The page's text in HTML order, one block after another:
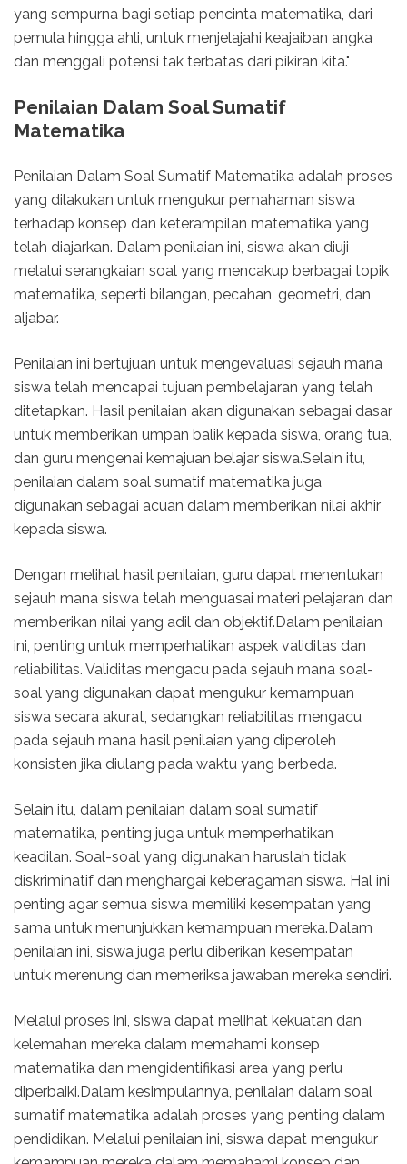
yang sempurna bagi setiap pencinta matematika, dari
pemula hingga ahli, untuk menjelajahi keajaiban angka
dan menggali potensi tak terbatas dari pikiran kita."
Penilaian Dalam Soal Sumatif
Matematika
Penilaian Dalam Soal Sumatif Matematika adalah proses
yang dilakukan untuk mengukur pemahaman siswa
terhadap konsep dan keterampilan matematika yang
telah diajarkan. Dalam penilaian ini, siswa akan diuji
melalui serangkaian soal yang mencakup berbagai topik
matematika, seperti bilangan, pecahan, geometri, dan
aljabar.
Penilaian ini bertujuan untuk mengevaluasi sejauh mana
siswa telah mencapai tujuan pembelajaran yang telah
ditetapkan. Hasil penilaian akan digunakan sebagai dasar
untuk memberikan umpan balik kepada siswa, orang tua,
dan guru mengenai kemajuan belajar siswa.Selain itu,
penilaian dalam soal sumatif matematika juga
digunakan sebagai acuan dalam memberikan nilai akhir
kepada siswa.
Dengan melihat hasil penilaian, guru dapat menentukan
sejauh mana siswa telah menguasai materi pelajaran dan
memberikan nilai yang adil dan objektif.Dalam penilaian
ini, penting untuk memperhatikan aspek validitas dan
reliabilitas. Validitas mengacu pada sejauh mana soal-
soal yang digunakan dapat mengukur kemampuan
siswa secara akurat, sedangkan reliabilitas mengacu
pada sejauh mana hasil penilaian yang diperoleh
konsisten jika diulang pada waktu yang berbeda.
Selain itu, dalam penilaian dalam soal sumatif
matematika, penting juga untuk memperhatikan
keadilan. Soal-soal yang digunakan haruslah tidak
diskriminatif dan menghargai keberagaman siswa. Hal ini
penting agar semua siswa memiliki kesempatan yang
sama untuk menunjukkan kemampuan mereka.Dalam
penilaian ini, siswa juga perlu diberikan kesempatan
untuk merenung dan memeriksa jawaban mereka sendiri.
Melalui proses ini, siswa dapat melihat kekuatan dan
kelemahan mereka dalam memahami konsep
matematika dan mengidentifikasi area yang perlu
diperbaiki.Dalam kesimpulannya, penilaian dalam soal
sumatif matematika adalah proses yang penting dalam
pendidikan. Melalui penilaian ini, siswa dapat mengukur